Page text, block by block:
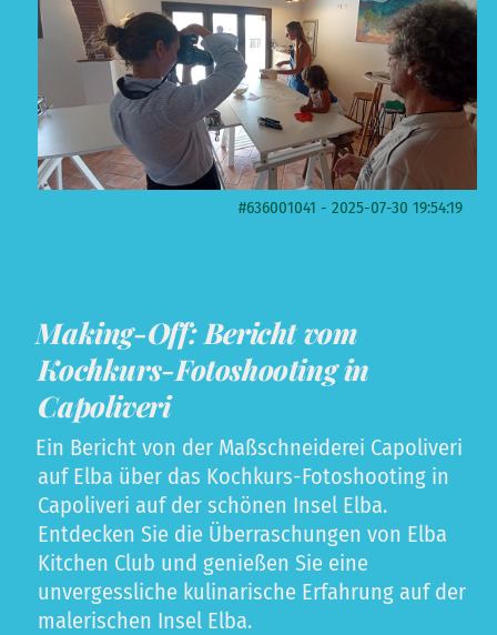
#636001041 - 2025-07-30 19:54:19
Making-Off: Bericht vom
Kochkurs-Fotoshooting in
Capoliveri
Ein Bericht von der Maßschneiderei Capoliveri
auf Elba über das Kochkurs-Fotoshooting in
Capoliveri auf der schönen Insel Elba.
Entdecken Sie die Überraschungen von Elba
Kitchen Club und genießen Sie eine
unvergessliche kulinarische Erfahrung auf der
malerischen Insel Elba.